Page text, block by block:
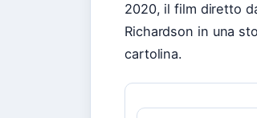
2020, il film diretto
Richardson in una
cartolina.